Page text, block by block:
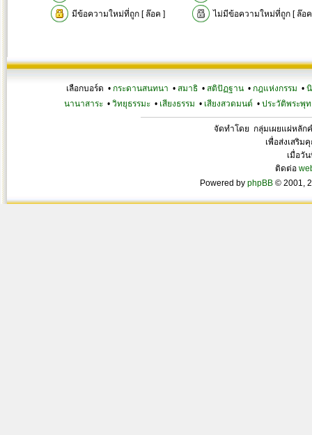
มีข้อความใหม่ที่ถูก [ ล๊อค ]
ไม่มีข้อความใหม่ที่ถูก [ ล๊อ
เลือกบอร์ด • กระดานสนทนา • สมาธิ • สติปัฏฐาน • กฎแห่งกรรม •
นานาสาระ• วิทยุธรรมะ• เสียงธรรม • เสียงสวดมนต์ • ประวัติพระพุท
จัดทำโดย กลุ่มเผยแผ่หลัก
เพื่อส่งเสริม
เมื่อวั
ติดต่อ
Powered by phpBB © 2001,